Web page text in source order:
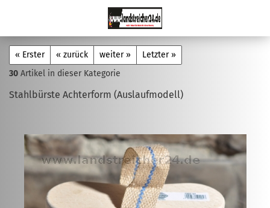
« Erster « zurück weiter »
Letzter »
30 Artikel in dieser Kategorie
Stahlbürste Achterform (Auslaufmodell)